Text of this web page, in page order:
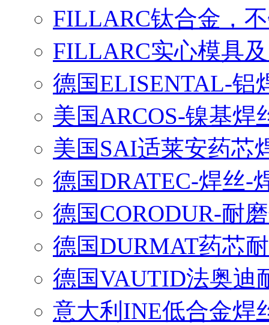
FILLARC钛合金，
FILLARC实心模具
德国ELISENTAL-铝
美国ARCOS-镍基焊
美国SAI适莱安药芯
德国DRATEC-焊丝-
德国CORODUR-耐
德国DURMAT药芯
德国VAUTID法奥迪
意大利INE低合金焊